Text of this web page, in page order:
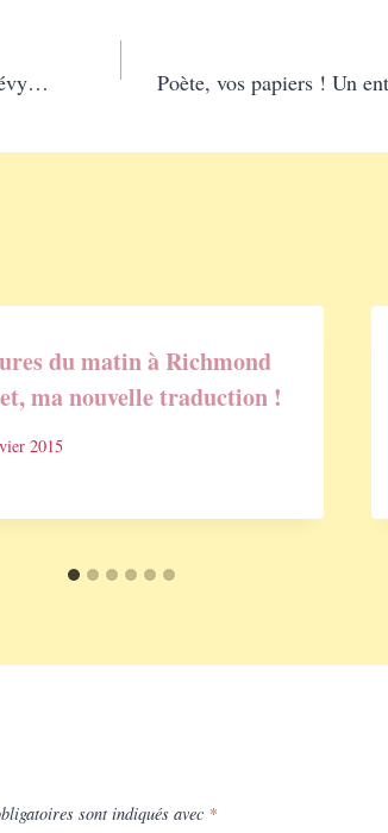
Poète, vos papiers ! Un
du matin à Richmond
ma nouvelle traduction !
2015
sont indiqués avec *